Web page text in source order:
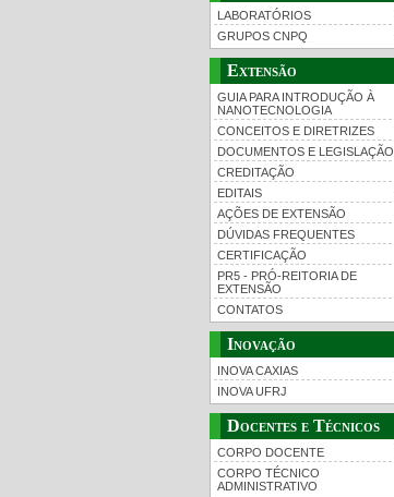
LABORATÓRIOS
GRUPOS CNPQ
Extensão
GUIA PARA INTRODUÇÃO À
NANOTECNOLOGIA
CONCEITOS E DIRETRIZES
DOCUMENTOS E LEGISLAÇÃO
CREDITAÇÃO
EDITAIS
AÇÕES DE EXTENSÃO
DÚVIDAS FREQUENTES
CERTIFICAÇÃO
PR5 - PRÓ-REITORIA DE
EXTENSÃO
CONTATOS
Inovação
INOVA CAXIAS
INOVA UFRJ
Docentes e Técnicos
CORPO DOCENTE
CORPO TÉCNICO
ADMINISTRATIVO